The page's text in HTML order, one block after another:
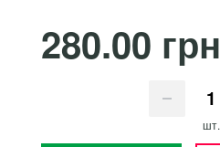
280.00 грн
шт.